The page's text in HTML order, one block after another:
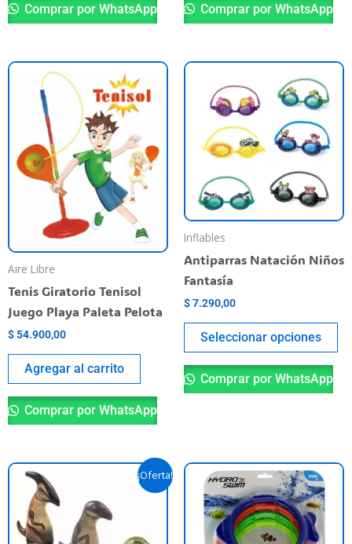
Comprar por WhatsApp Comprar por WhatsApp
Aire Libre
Tenis Giratorio Tenisol
Juego Playa Paleta Pelota
$ 54.900,00
Agregar al carrito
Comprar por WhatsApp
Inflables
Antiparras Natación Niños
Fantasía
$7.290,00
Seleccionar opciones
se
Comprar por WhatsApp
¡Oferta!
El
era:
$ 20.290,00.
El
precio
actual
Este
producto